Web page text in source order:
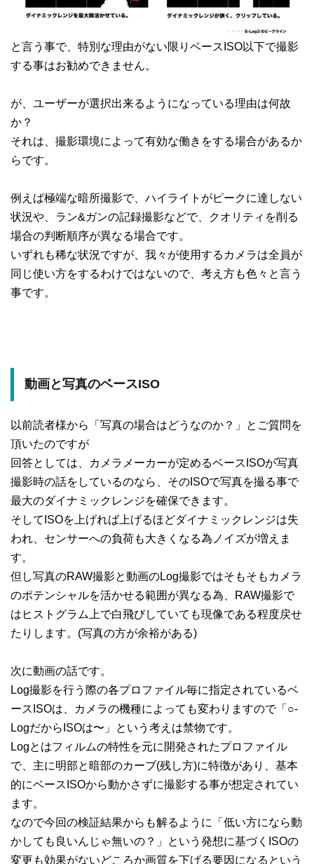
と言う事で、特別な理由がない限りベースISO以下で撮影
する事はお勧めできません。
が、ユーザーが選択出来るようになっている理由は何故
か？
それは、撮影環境によって有効な働きをする場合があるか
らです。
例えば極端な暗所撮影で、ハイライトがピークに達しない
状況や、ラン&ガンの記録撮影などで、クオリティを削る
場合の判断順序が異なる場合です。
いずれも稀な状況ですが、我々が使用するカメラは全員が
同じ使い方をするわけではないので、考え方も色々と言う
事です。
動画と写真のベースISO
以前読者様から「写真の場合はどうなのか？」とご質問を
頂いたのですが
回答としては、カメラメーカーが定めるベースISOが写真
撮影時の話をしているのなら、そのISOで写真を撮る事で
最大のダイナミックレンジを確保できます。
そしてISOを上げれば上げるほどダイナミックレンジは失
われ、センサーへの負荷も大きくなる為ノイズが増えま
す。
但し写真のRAW撮影と動画のLog撮影ではそもそもカメラ
のポテンシャルを活かせる範囲が異なる為、RAW撮影で
はヒストグラム上で白飛びしていても現像である程度戻せ
たりします。(写真の方が余裕がある)
次に動画の話です。
Log撮影を行う際の各プロファイル毎に指定されているベ
ースISOは、カメラの機種によっても変わりますので「○-
LogだからISOは〜」という考えは禁物です。
Logとはフィルムの特性を元に開発されたプロファイル
で、主に明部と暗部のカーブ(残し方)に特徴があり、基本
的にベースISOから動かさずに撮影する事が想定されてい
ます。
なので今回の検証結果からも解るように「低い方になら動
かしても良いんじゃ無いの？」という発想に基づくISOの
変更も効果がないどころか画質を下げる要因になるという